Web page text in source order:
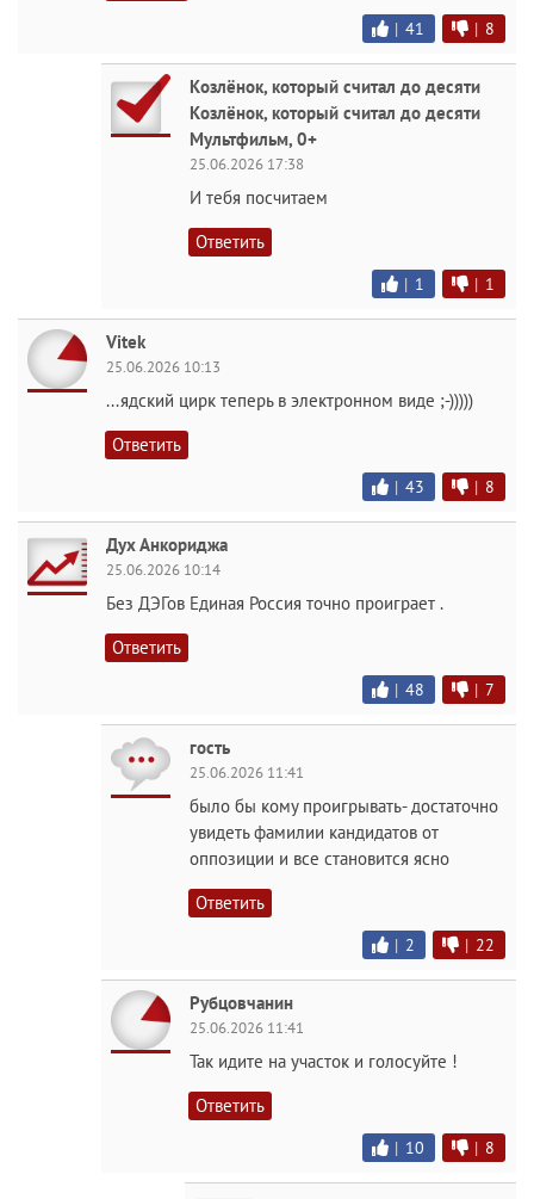
| 41 | 8
Козлёнок, который считал до десяти
Козлёнок, который считал до десяти
Мультфильм, 0+
25.06.2026 17:38
И тебя посчитаем
Ответить
| 1 | 1
Vitek
25.06.2026 10:13
...ядский цирк теперь в электронном виде ;-)))))
Ответить
| 43 | 8
Дух Анкориджа
25.06.2026 10:14
Без ДЭГов Единая Россия точно проиграет .
Ответить
| 48 | 7
гость
25.06.2026 11:41
было бы кому проигрывать- достаточно
увидеть фамилии кандидатов от
оппозиции и все становится ясно
Ответить
| 2 | 22
Рубцовчанин
25.06.2026 11:41
Так идите на участок и голосуйте !
Ответить
| 10 | 8